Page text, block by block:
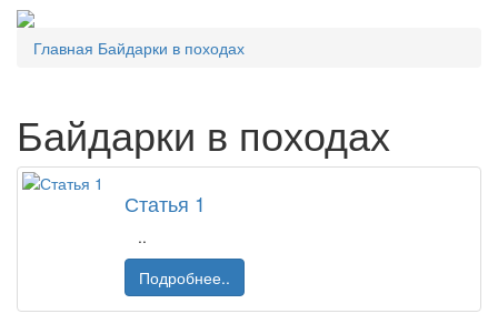
Главная Байдарки в походах
Байдарки в походах
Статья 1
..
Подробнее..